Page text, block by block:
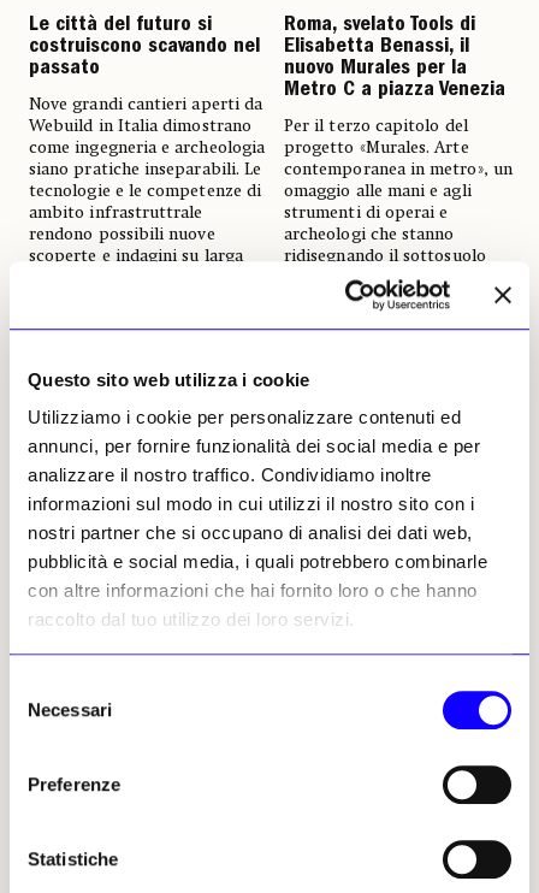
Questo sito web utilizza i cookie
Utilizziamo i cookie per personalizzare contenuti ed
annunci, per fornire funzionalità dei social media e per
analizzare il nostro traffico. Condividiamo inoltre
informazioni sul modo in cui utilizzi il nostro sito con i
nostri partner che si occupano di analisi dei dati web,
pubblicità e social media, i quali potrebbero combinarle
con altre informazioni che hai fornito loro o che hanno
raccolto dal tuo utilizzo dei loro servizi.
delNecessari
Preferenze
Statistiche
Le città del futuro si
costruiscono scavando nel
passato
Nove grandi cantieri aperti da
Webuild in Italia dimostrano
come ingegneria e archeologia
siano pratiche inseparabili. Le
tecnologie e le competenze di
ambito infrastruttrale
rendono possibili nuove
scoperte e indagini su larga
09 dicembre 2025
Roma, svelato Tools di
Elisabetta Benassi, il
nuovo Murales per la
Metro C a piazza Venezia
Per il terzo capitolo del
progetto «Murales. Arte
contemporanea in metro», un
omaggio alle mani e agli
strumenti di operai e
archeologi che stanno
ridisegnando il sottosuolo
della Capitale. L’iniziativa è
promossa dal consorzio
connettendo infrastrutture,
storia, arte e paesaggio
06 dicembre 2025
NEWS RECENSIONI
Progresso in Mostra all’Ara
the future for the last 120